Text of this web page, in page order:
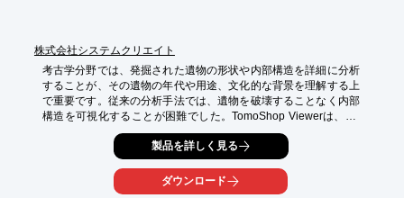
株式会社システムクリエイト
考古学分野では、発掘された遺物の形状や内部構造を詳細に分析
することが、その遺物の年代や用途、文化的な背景を理解する上
で重要です。従来の分析手法では、遺物を破壊することなく内部
構造を可視化することが困難でした。TomoShop Viewerは、CT
スキャンデータから3Dモデルを生成し、非破壊で詳細な分析を可
能にします。これにより、遺物の形状計測や内部構造の解析を通
じて、新たな発見に繋がる可能性を広げます。
【活用シーン】
製品を詳しく見る
ダウンロード